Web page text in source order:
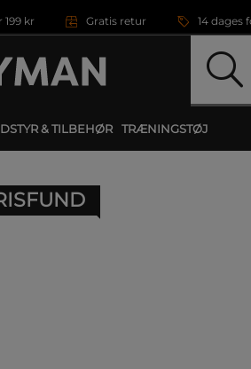
kr Gratis retur 14 dages
& TILBEHØR TRÆNINGSTØJ